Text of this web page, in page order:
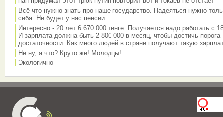
Всё что нужно знать про наше государство. Надеяться нужно
себя. Не будет у нас пенсии.
Интересно - 20 лет 6 670 000 тенге. Получается надо работать с
И зарплата должна быть 2 800 000 в месяц, чтобы достичь порога
достаточности. Как много людей в стране получают такую
Не ну, а что? Круто же! Молодцы!
Экологично